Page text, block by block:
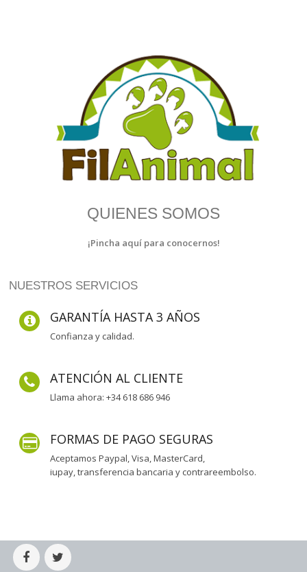
QUIENES SOMOS
¡Pincha aquí para conocernos!
NUESTROS SERVICIOS
GARANTÍA HASTA 3 AÑOS
Confianza y calidad.
ATENCIÓN AL CLIENTE
Llama ahora: +34 618 686 946
FORMAS DE PAGO SEGURAS
Aceptamos Paypal, Visa, MasterCard,
iupay, transferencia bancaria y contrareembolso.